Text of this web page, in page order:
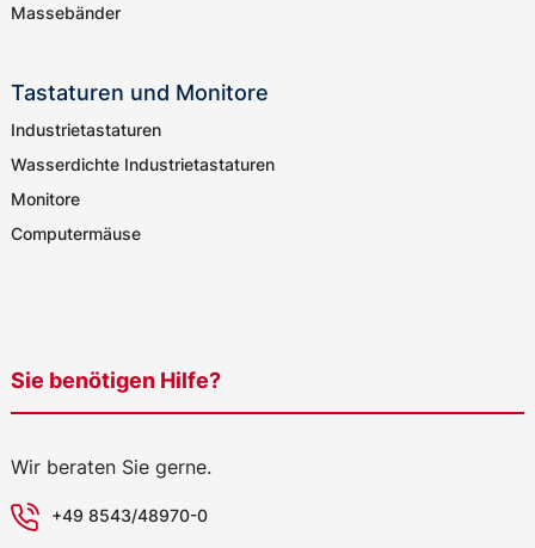
Massebänder
Tastaturen und Monitore
Industrietastaturen
Wasserdichte Industrietastaturen
Monitore
Computermäuse
Sie benötigen Hilfe?
Wir beraten Sie gerne.
+49 8543/48970-0